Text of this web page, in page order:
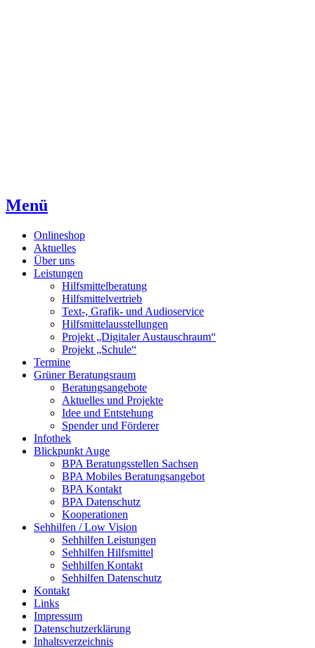
Menü
Onlineshop
Aktuelles
Über uns
Leistungen
Hilfsmittelberatung
Hilfsmittelvertrieb
Text-, Grafik- und Audioservice
Hilfsmittelausstellungen
Projekt „Digitaler Austauschraum“
Projekt „Schule“
Termine
Grüner Beratungsraum
Beratungsangebote
Aktuelles und Projekte
Idee und Entstehung
Spender und Förderer
Infothek
Blickpunkt Auge
BPA Beratungsstellen Sachsen
BPA Mobiles Beratungsangebot
BPA Kontakt
BPA Datenschutz
Kooperationen
Sehhilfen / Low Vision
Sehhilfen Leistungen
Sehhilfen Hilfsmittel
Sehhilfen Kontakt
Sehhilfen Datenschutz
Kontakt
Links
Impressum
Datenschutzerklärung
Inhaltsverzeichnis